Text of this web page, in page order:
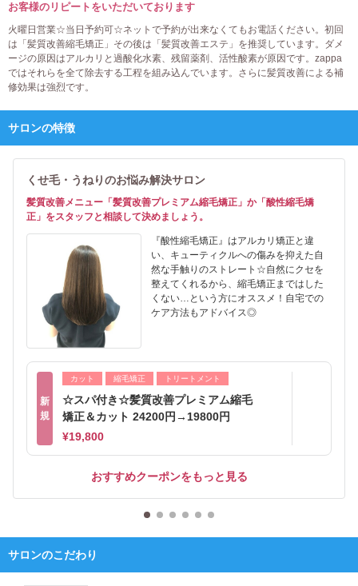
お客様のリピートをいただいております
火曜日営業☆当日予約可☆ネットで予約が出来なくてもお電話ください。初回
は「髪質改善縮毛矯正」その後は「髪質改善エステ」を推奨しています。ダメ
ージの原因はアルカリと過酸化水素、残留薬剤、活性酸素が原因です。zappa
ではそれらを全て除去する工程を組み込んでいます。さらに髪質改善による補
修効果は強烈です。
サロンの特徴
くせ毛・うねりのお悩み解決サロン
髪質改善メニュー「髪質改善プレミアム縮毛矯正」か「酸性縮毛矯
正」をスタッフと相談して決めましょう。
『酸性縮毛矯正』はアルカリ矯正と違
い、キューティクルへの傷みを抑えた自
然な手触りのストレート☆自然にクセを
整えてくれるから、縮毛矯正まではした
くない…という方にオススメ！自宅での
ケア方法もアドバイス◎
新
規
カット 縮毛矯正 トリートメント
☆スパ付き☆髪質改善プレミアム縮毛
矯正＆カット 24200円→19800円
¥19,800
おすすめクーポンをもっと見る
サロンのこだわり